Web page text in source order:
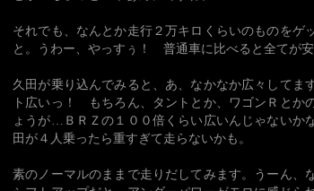
それでも、なんとか走行２万キロくらいのものを
と。うわー、やっすぅ！ 普通車に比べると全てが安
久田が乗り込んでみると、あ、なかなか広々して
ト広いっ！ もちろん、タントとか、ワゴンＲとか
ょうが…ＢＲＺの１００倍くらい広いんじゃない
田が４人乗ったら重すぎて走らないかも。
素のノーマルのままで走りだしてみます。うーん、